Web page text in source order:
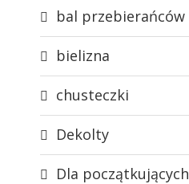
bal przebierańców
bielizna
chusteczki
Dekolty
Dla początkujących